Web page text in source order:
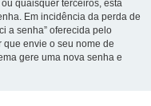
quaisquer terceiros, está
Em incidência da perda de
a senha” oferecida pelo
que envie o seu nome de
gere uma nova senha e